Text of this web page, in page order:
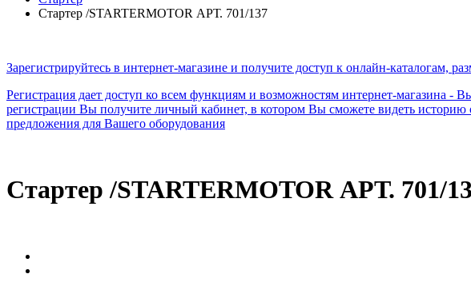
Стартер /STARTERMOTOR АРТ. 701/137
Зарегистрируйтесь в интернет-магазине и получите доступ к онлайн-каталогам,
Регистрация дает доступ ко всем функциям и возможностям интернет-магазина -
регистрации Вы получите личный кабинет, в котором Вы сможете видеть историю
предложения для Вашего оборудования
Стартер /STARTERMOTOR АРТ. 701/